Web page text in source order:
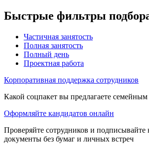
Быстрые фильтры
Частичная занятость
Полная занятость
Полный день
Проектная работа
Корпоративная поддержка сотрудников
Какой соцпакет вы предлагаете
Оформляйте кандидатов онлайн
Проверяйте сотрудников и подписывайте
документы без бумаг и личных встреч